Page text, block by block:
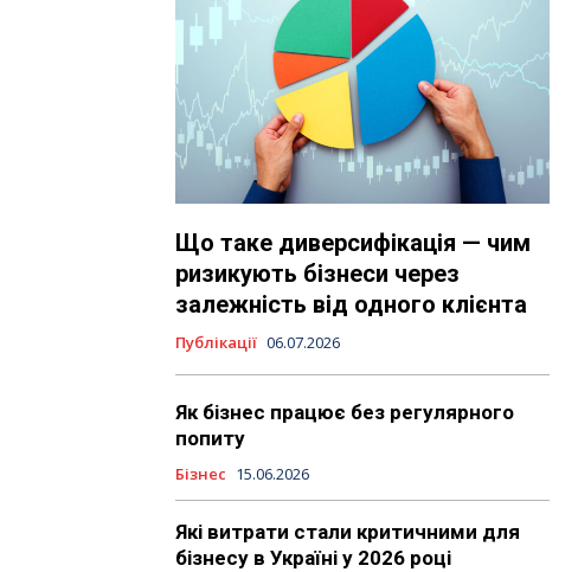
Що таке диверсифікація — чим
ризикують бізнеси через
залежність від одного клієнта
Публікації 06.07.2026
Як бізнес працює без регулярного
попиту
Бізнес 15.06.2026
Які витрати стали критичними для
бізнесу в Україні у 2026 році